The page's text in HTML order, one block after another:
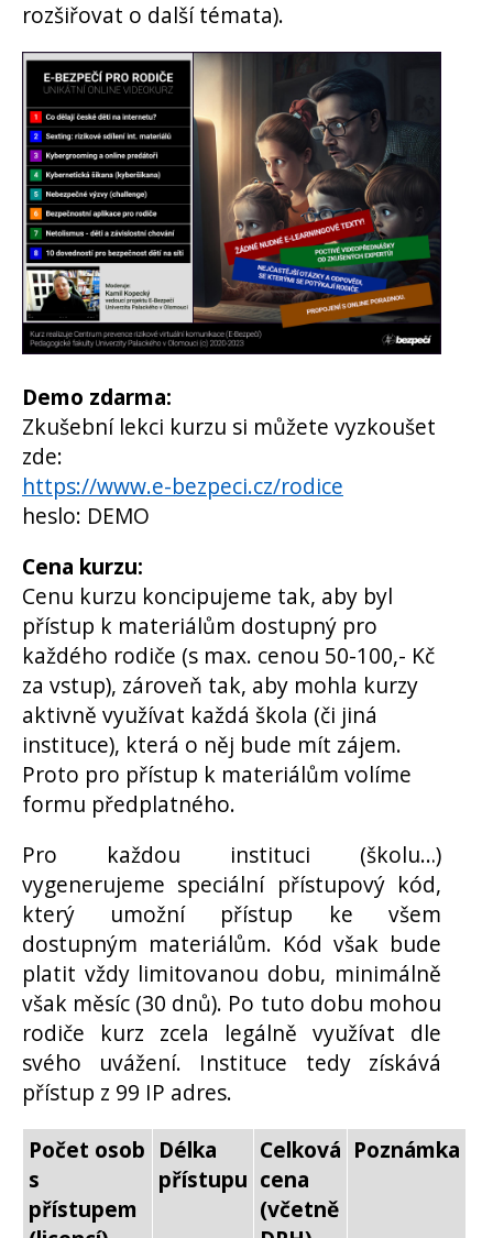
rozšiřovat o další témata).
Demo zdarma:
Zkušební lekci kurzu si můžete vyzkoušet
zde:
https://www.e-bezpeci.cz/rodice
heslo: DEMO
Cena kurzu:
Cenu kurzu koncipujeme tak, aby byl
přístup k materiálům dostupný pro
každého rodiče (s max. cenou 50-100,- Kč
za vstup), zároveň tak, aby mohla kurzy
aktivně využívat každá škola (či jiná
instituce), která o něj bude mít zájem.
Proto pro přístup k materiálům volíme
formu předplatného.
Pro každou instituci (školu…)
vygenerujeme speciální přístupový kód,
který umožní přístup ke všem
dostupným materiálům. Kód však bude
platit vždy limitovanou dobu, minimálně
však měsíc (30 dnů). Po tuto dobu mohou
rodiče kurz zcela legálně využívat dle
svého uvážení. Instituce tedy získává
přístup z 99 IP adres.
Počet osob
s
přístupem
Délka
přístupu
Celková
cena
(včetně
Poznámka